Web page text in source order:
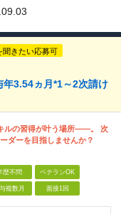
聞きたい応募可
3.54ヵ月*1～2次請け
ルの習得が叶う場所――。 次
ダーを目指しませんか？
歴不問 ベテランOK
複数月 面接1回